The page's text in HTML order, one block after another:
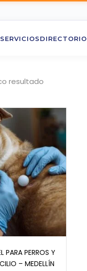
SERVICIOSDIRECTORIO
resultado
PARA PERROS Y
– MEDELLÍN